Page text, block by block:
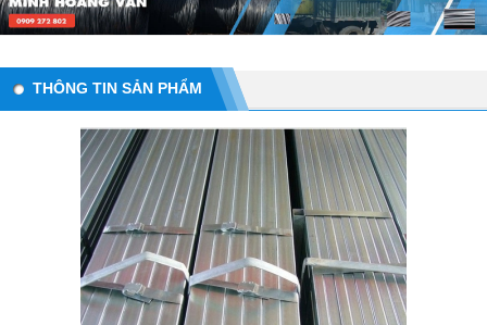
THÔNG TIN SẢN PHẨM